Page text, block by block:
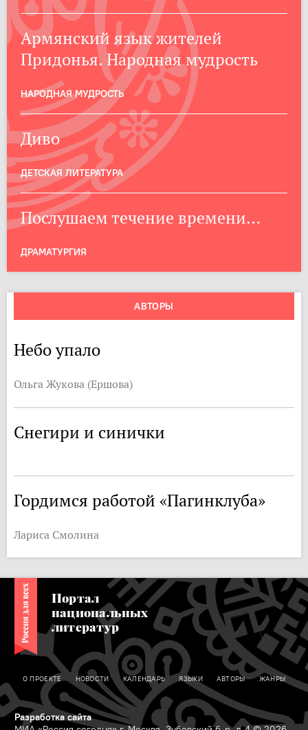
Армянский язык жителей
Придонья. Народная мудрость
НАРОДНАЯ МУДРОСТЬ
Диво
ДЕТСКАЯ ЛИТЕРАТУРА
Послушаем течение времени…
ДРАМАТУРГИЯ
АВТОРЫ
Небо упало
Ольга Жукова (Ершова)
Снегири и синички
Гордимся работой «Пагинклуба»
Лариса Смолина
Портал
национальных
литератур
О ПРОЕКТЕ НОВОСТИ КАЛЕНДАРЬ ЯЗЫКИ АВТОРЫ ЖАНРЫ
Разработка сайта